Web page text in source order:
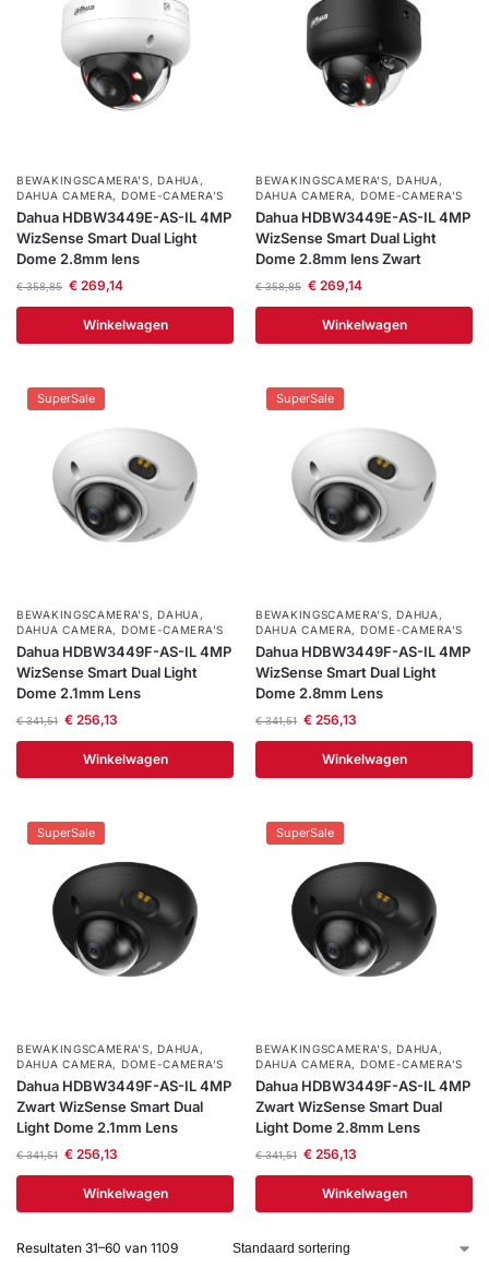
BEWAKINGSCAMERA'S,DAHUA ,
DAHUA CAMERA, DOME-CAMERA’S
Dahua HDBW3449E-AS-IL 4MP
WizSense Smart Dual Light
Dome 2.8mm lens
€358,85 €269,14
Winkelwagen
BEWAKINGSCAMERA'S,DAHUA ,
DAHUA CAMERA, DOME-CAMERA’S
Dahua HDBW3449E-AS-IL 4MP
WizSense Smart Dual Light
Dome 2.8mm lens Zwart
€358,85 €269,14
Winkelwagen
SuperSale
BEWAKINGSCAMERA'S,DAHUA ,
DAHUA CAMERA, DOME-CAMERA’S
Dahua HDBW3449F-AS-IL 4MP
WizSense Smart Dual Light
Dome 2.1mm Lens
€341,51 €256,13
Winkelwagen
SuperSale
BEWAKINGSCAMERA'S,DAHUA ,
DAHUA CAMERA, DOME-CAMERA’S
Dahua HDBW3449F-AS-IL 4MP
WizSense Smart Dual Light
Dome 2.8mm Lens
€341,51 €256,13
Winkelwagen
SuperSale
BEWAKINGSCAMERA'S, DAHUA ,
DAHUA CAMERA, DOME-CAMERA’S
Dahua HDBW3449F-AS-IL 4MP
Zwart WizSense Smart Dual
Light Dome 2.1mm Lens
€341,51 €256,13
Winkelwagen
SuperSale
BEWAKINGSCAMERA'S, DAHUA ,
DAHUA CAMERA, DOME-CAMERA’S
Dahua HDBW3449F-AS-IL 4MP
Zwart WizSense Smart Dual
Light Dome 2.8mm Lens
€341,51 €256,13
Winkelwagen
Resultaten 31–60 van 1109